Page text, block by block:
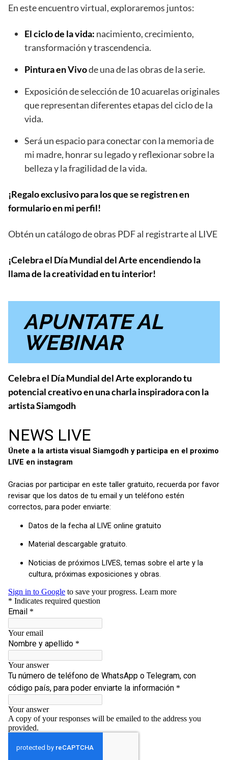
En este encuentro virtual, exploraremos juntos:
El ciclo de la vida: nacimiento, crecimiento,
transformación y trascendencia.
Pintura en Vivode una de las obras de la serie.
Exposición de selección de 10 acuarelas originales
que representan diferentes etapas del ciclo de la
vida.
Será un espacio para conectar con la memoria de
mi madre, honrar su legado y reflexionar sobre la
belleza y la fragilidad de la vida.
¡Regalo exclusivo para los que se registren en
formulario en mi perfil!
Obtén un catálogo de obras PDF al registrarte al LIVE
¡Celebra el Día Mundial del Arte encendiendo la
llama de la creatividad en tu interior!
APUNTATE AL
WEBINAR
Celebra el Día Mundial del Arte explorando tu
potencial creativo en una charla inspiradora con la
artista Siamgodh